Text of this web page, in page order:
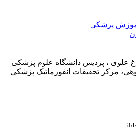
پزشکی
علوی ، پردیس دانشگاه علوم پزشکی
مرکز تحقیقات انفورماتیک پزشکی